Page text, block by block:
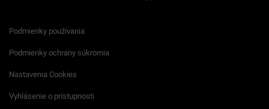
Podmienky používania
Podmienky ochrany súkromia
Nastavenia Cookies
Vyhlásenie o prístupnosti